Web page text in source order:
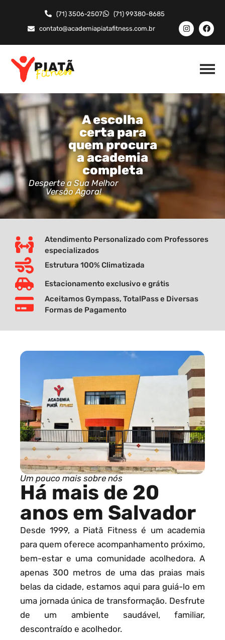
(71) 3506-2507
(71) 99380-8685
contato@academiapiatafitness.com.br
A escolha
certa para
quem procura
a academia
completa
Desperte a Sua Melhor
Versão Agora!
Atendimento Personalizado com Professores
especializados
Estrutura 100% Climatizada
Estacionamento exclusivo e grátis
Aceitamos Gympass, TotalPass e Diversas
Formas de Pagamento
Um pouco mais sobre nós
Há mais de 20
anos em Salvador
Desde 1999, a Piatã Fitness é um academia
para quem oferece acompanhamento próximo,
bem-estar e uma comunidade acolhedora. A
apenas 300 metros de uma das praias mais
belas da cidade, estamos aqui para guiá-lo em
uma jornada única de transformação. Desfrute
de um ambiente saudável, familiar,
descontraído e acolhedor.